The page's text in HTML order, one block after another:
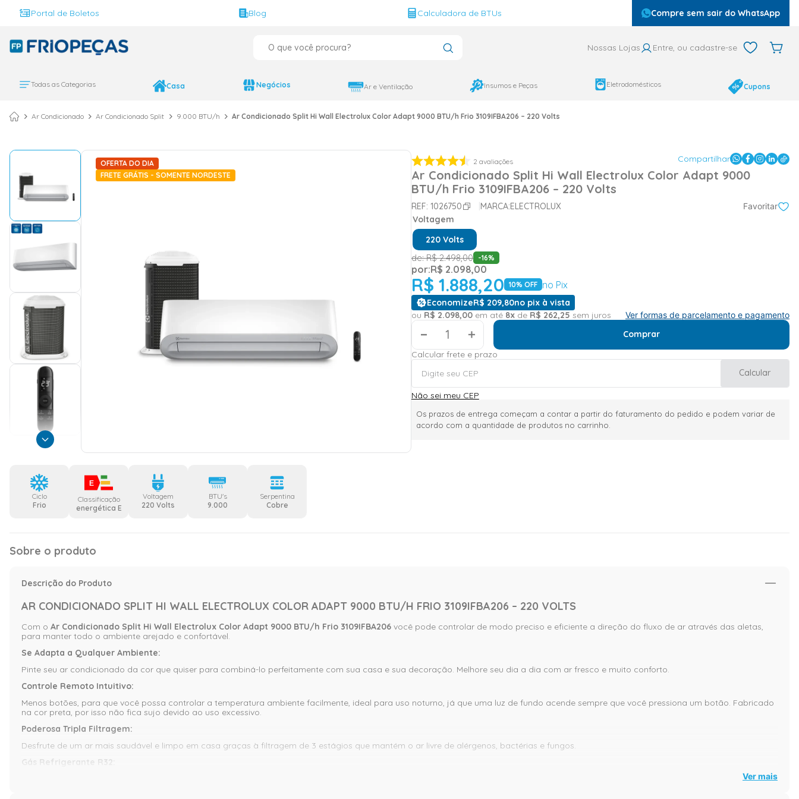
Portal de Boletos Blog Calculadora de BTUs Compre sem sair do WhatsApp
Nossas Lojas Entre, ou cadastre-se
Todas as Categorias Casa Negócios Ar e Ventilação Insumos e Peças Eletrodomésticos Cupons
Ar Condicionado Ar Condicionado Split 9.000 BTU/h Ar Condicionado Split Hi Wall Electrolux Color Adapt 9000 BTU/h Frio 3109IFBA206 – 220 Volts
OFERTA DO DIA
FRETE GRÁTIS - SOMENTE NORDESTE
Ciclo
Frio
E
Classificação
energética E
Voltagem
220 Volts
BTU's
9.000
Serpentina
Cobre
2 avaliações Compartilhar
Ar Condicionado Split Hi Wall Electrolux Color Adapt 9000
BTU/h Frio 3109IFBA206 – 220 Volts
REF: 1026750 MARCA:ELECTROLUX Favoritar
Voltagem
220 Volts
de:R$ 2.498,00 -16%
por:R$ 2.098,00
R$ 1.888,20 10% OFF no Pix
EconomizeR$ 209,80no pix à vista
ou R$ 2.098,00em até 8xde R$ 262,25 sem juros Ver formas de parcelamento e pagamento
＋
Comprar
Calcular frete e prazo
Calcular
Não sei meu CEP
Os prazos de entrega começam a contar a partir do faturamento do pedido e podem variar de
acordo com a quantidade de produtos no carrinho.
Sobre o produto
Descrição do Produto
AR CONDICIONADO SPLIT HI WALL ELECTROLUX COLOR ADAPT 9000 BTU/H FRIO 3109IFBA206 – 220 VOLTS
Com o Ar Condicionado Split Hi Wall Electrolux Color Adapt 9000 BTU/h Frio 3109IFBA206 você pode controlar de modo preciso e eficiente a direção do fluxo de ar através das aletas,
para manter todo o ambiente arejado e confortável.
Se Adapta a Qualquer Ambiente:
Pinte seu ar condicionado da cor que quiser para combiná-lo perfeitamente com sua casa e sua decoração. Melhore seu dia a dia com ar fresco e muito conforto.
Controle Remoto Intuitivo:
Menos botões, para que você possa controlar a temperatura ambiente facilmente, ideal para uso noturno, já que uma luz de fundo acende sempre que você pressiona um botão. Fabricado
na cor preta, por isso não fica sujo devido ao uso excessivo.
Poderosa Tripla Filtragem:
Desfrute de um ar mais saudável e limpo em casa graças à filtragem de 3 estágios que mantém o ar livre de alérgenos, bactérias e fungos.
Gás Refrigerante R32:
Ver mais
ar condicionado 12000
3º ar condicionado
6 º daikin